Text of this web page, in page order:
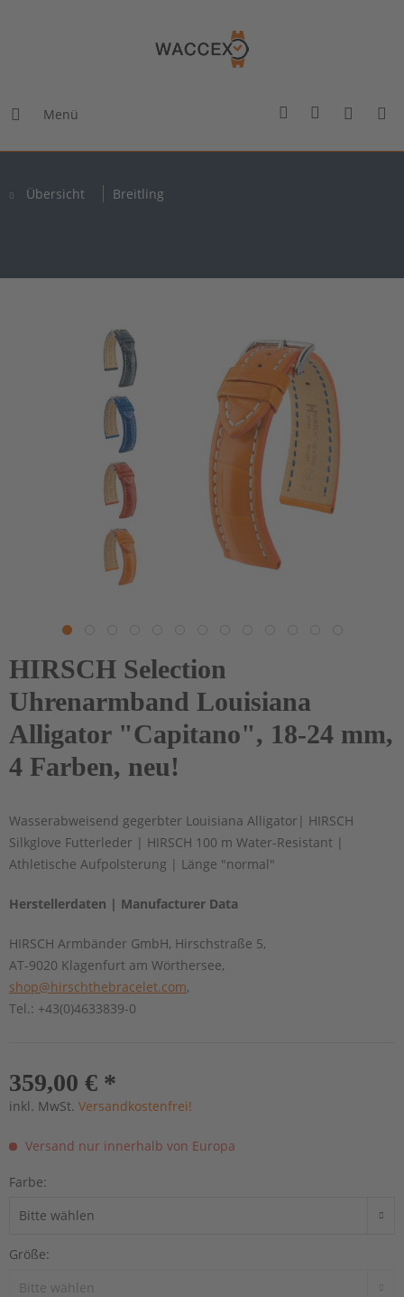
Menü
Übersicht Breitling
HIRSCH Selection
Uhrenarmband Louisiana
Alligator "Capitano", 18-24 mm,
4 Farben, neu!
Wasserabweisend gegerbter Louisiana Alligator| HIRSCH
Silkglove Futterleder | HIRSCH 100 m Water-Resistant |
Athletische Aufpolsterung | Länge "normal"
Herstellerdaten | Manufacturer Data
HIRSCH Armbänder GmbH, Hirschstraße 5,
AT-9020 Klagenfurt am Wörthersee,
shop@hirschthebracelet.com,
Tel.: +43(0)4633839-0
359,00 € *
inkl. MwSt. Versandkostenfrei!
Versand nur innerhalb von Europa
Farbe:
Größe: